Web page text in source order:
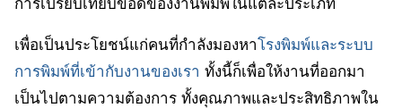
เพื่อเป็นประโยชน์แก่คนที่กำลังมองหาโรงพิมพ์และระบบ
การพิมพ์ที่เข้ากับงานของเรา ทั้งนี้ก็เพื่อให้งานที่ออกมา
เป็นไปตามความต้องการ ทั้งคุณภาพและประสิทธิภาพใน